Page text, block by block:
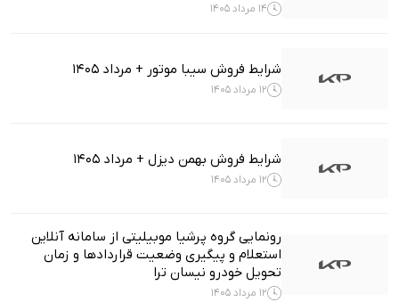
14 مرداد 1405
شرایط فروش سیبا موتور + مرداد 1405
12 مرداد 1405
شرایط فروش بهمن دیزل + مرداد 1405
12 مرداد 1405
رونمایی گروه پرشیا موبیلیتی از سامانه آنلاین
استعلام و پیگیری وضعیت قراردادها و زمان
تحویل خودرو نیسان ترا
12 مرداد 1405